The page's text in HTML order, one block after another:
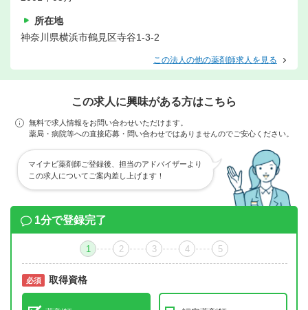
所在地
神奈川県横浜市鶴見区寺谷1-3-2
この法人の他の薬剤師求人を見る
この求人に興味がある方はこちら
無料で求人情報をお問い合わせいただけます。
薬局・病院等への直接応募・問い合わせではありませんのでご安心ください。
マイナビ薬剤師ご登録後、担当のアドバイザーより
この求人についてご案内差し上げます！
1分で登録完了
1 2 3 4 5
必須 取得資格